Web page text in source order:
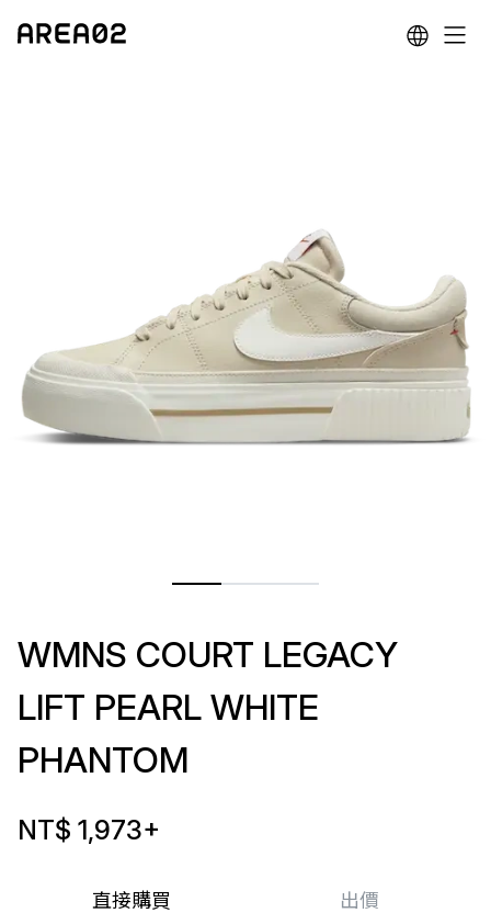
直接購買 出價
WMNS COURT LEGACY
LIFT PEARL WHITE
PHANTOM
NT$ 1,973+